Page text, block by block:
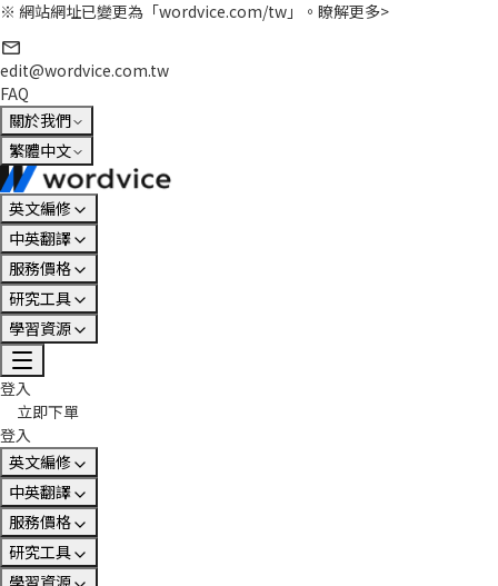
※ 網站網址已變更為「wordvice.com/tw」。 瞭解更多>
edit@wordvice.com.tw
FAQ
關於我們
繁體中文
英文編修
中英翻譯
服務價格
研究工具
學習資源
登入
立即下單
登入
英文編修
中英翻譯
服務價格
研究工具